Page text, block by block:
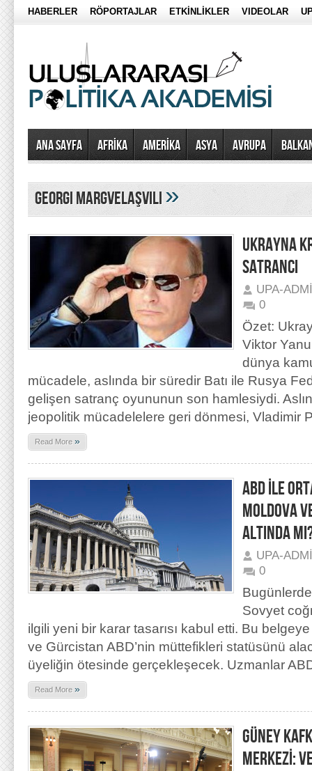
HABERLER RÖPORTAJLAR ETKİNLİKLER VIDEOLAR
Ana Sayfa AFRİKA AMERİKA ASYA AVRUPA
Georgi Margvelaşvili»
UKRAYNA
SATRANCI
UPA-
0
Özet:
Viktor
dünya
mücadele, aslında bir süredir Batı ile Rusya
gelişen satranç oyununun son hamlesiydi.
jeopolitik mücadelelere geri dönmesi, Vladimir
Read More »
ABD İLE
MOLDOVA
ALTINDA
UPA-
0
Sovyet
ilgili yeni bir karar tasarısı kabul etti. Bu
ve Gürcistan ABD’nin müttefikleri statüsünü
üyeliğin ötesinde gerçekleşecek. Uzmanlar
Read More »
GÜNEY
MERKEZİ: